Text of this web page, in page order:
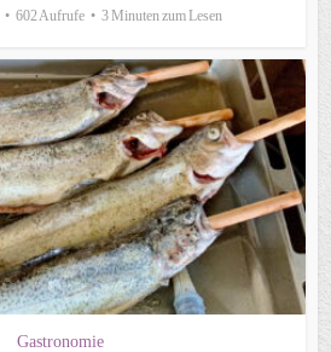
602 Aufrufe 3 Minuten zum Lesen
Gastronomie